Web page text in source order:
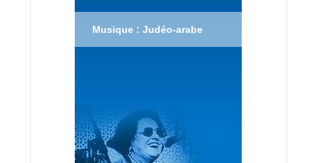
Musique : Judéo-arabe